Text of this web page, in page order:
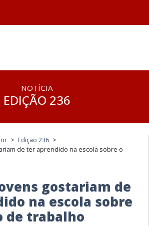
NOTÍCIA
EDIÇÃO 236
> Edição 236 >
de ter aprendido na escola sobre o
gostariam de
na escola sobre
de trabalho